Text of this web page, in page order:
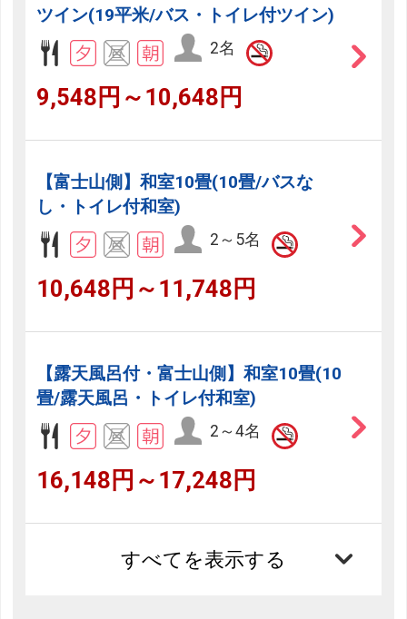
ツイン(19平米/バス・トイレ付ツイン)
2名
9,548円～10,648円
【富士山側】和室10畳(10畳/バスな
し・トイレ付和室)
2～5名
10,648円～11,748円
【露天風呂付・富士山側】和室10畳(10
畳/露天風呂・トイレ付和室)
2～4名
16,148円～17,248円
すべてを表示する